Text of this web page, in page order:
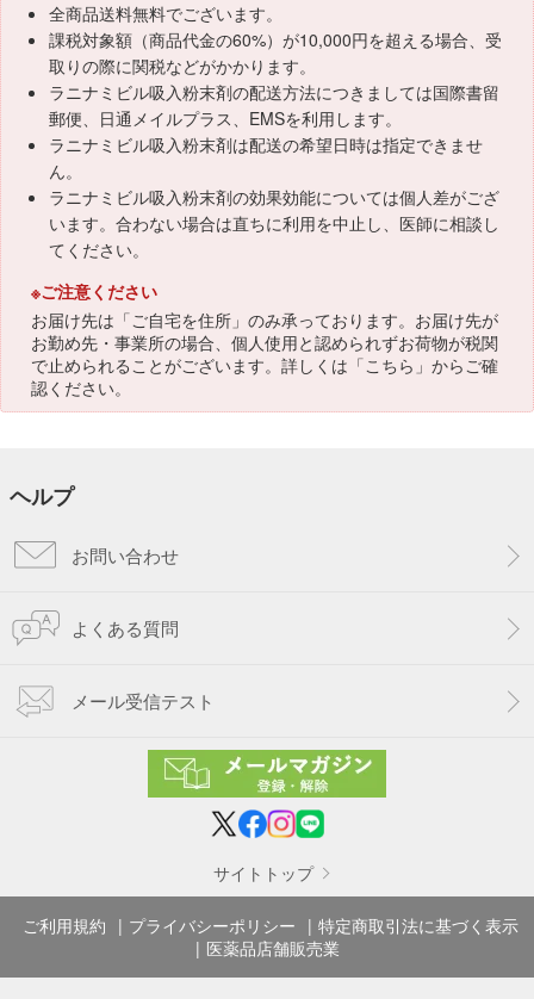
全商品送料無料でございます。
課税対象額（商品代金の60%）が10,000円を超える場合、受
取りの際に関税などがかかります。
ラニナミビル吸入粉末剤の配送方法につきましては国際書留
郵便、日通メイルプラス、EMSを利用します。
ラニナミビル吸入粉末剤は配送の希望日時は指定できませ
ん。
ラニナミビル吸入粉末剤の効果効能については個人差がござ
います。合わない場合は直ちに利用を中止し、医師に相談し
てください。
※ご注意ください
お届け先は「ご自宅を住所」のみ承っております。お届け先が
お勤め先・事業所の場合、個人使用と認められずお荷物が税関
で止められることがございます。詳しくは「こちら 」からご確
認ください。
ヘルプ
お問い合わせ
よくある質問
メール受信テスト
サイトトップ
ご利用規約 プライバシーポリシー
特定商取引法に基づく表示
医薬品店舗販売業